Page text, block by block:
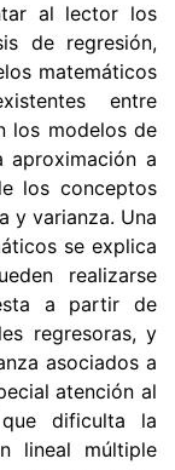
al lector los
de regresión,
matemáticos
entre
los modelos de
aproximación a
los conceptos
y varianza. Una
se explica
realizarse
a partir de
regresoras, y
asociados a
atención al
dificulta la
lineal múltiple